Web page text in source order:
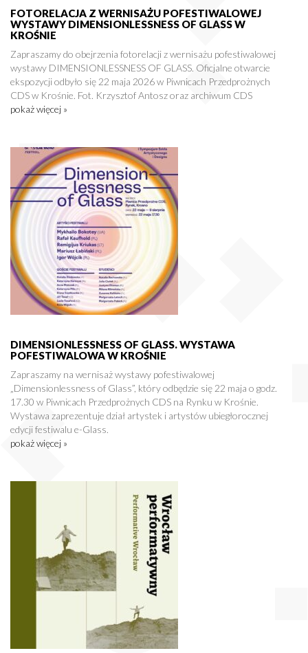
FOTORELACJA Z WERNISAŻU POFESTIWALOWEJ
WYSTAWY DIMENSIONLESSNESS OF GLASS W
KROŚNIE
Zapraszamy do obejrzenia fotorelacji z wernisażu pofestiwalowej
wystawy DIMENSIONLESSNESS OF GLASS. Oficjalne otwarcie
ekspozycji odbyło się 22 maja 2026 w Piwnicach Przedprożnych
CDS w Krośnie. Fot. Krzysztof Antosz oraz archiwum CDS
pokaż więcej »
DIMENSIONLESSNESS OF GLASS. WYSTAWA
POFESTIWALOWA W KROŚNIE
Zapraszamy na wernisaż wystawy pofestiwalowej
„Dimensionlessness of Glass”, który odbędzie się 22 maja o godz.
17.30 w Piwnicach Przedprożnych CDS na Rynku w Krośnie.
Wystawa zaprezentuje dział artystek i artystów ubiegłorocznej
edycji festiwalu e-Glass.
pokaż więcej »